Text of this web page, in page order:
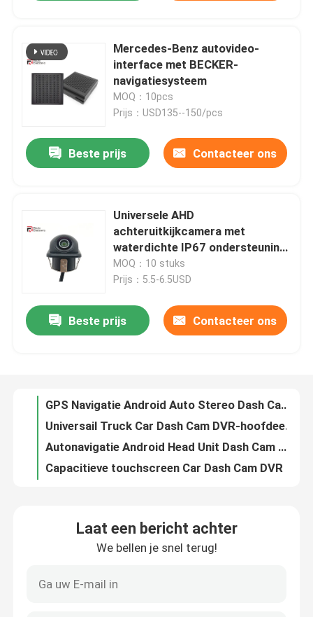
Producten
Contacteer ons
nieuws
Alle Gevallen
Mercedes-Benz autovideo-
interface met BECKER-
navigatiesysteem
MOQ：10pcs
Prijs：USD135--150/pcs
Beste prijs Contacteer ons
Universele AHD
achteruitkijkcamera met
waterdichte IP67 ondersteuning
Dynamic Parking Line
MOQ：10 stuks
Prijs：5.5-6.5USD
Beste prijs Contacteer ons
GPS Navigatie Android Auto Stereo Dash Cam 2G RAM Plug En Play
Multimedia-hoofdeenheid met dashcam achteruitkijkspiegel 10,26 inch 1600 × 600
10,26-inch Android Head Unit Dash Cam met voor 2,5K achter 1080P videoweergave
Laat een bericht achter
We bellen je snel terug!